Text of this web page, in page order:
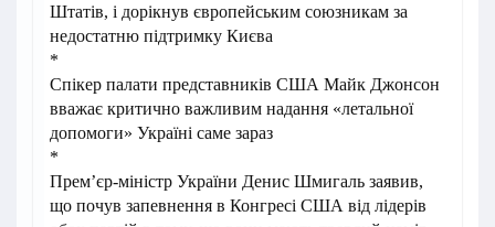
Штатів, і дорікнув європейським союзникам за
недостатню підтримку Києва
*
Спікер палати представників США Майк Джонсон
вважає критично важливим надання «летальної
допомоги» Україні саме зараз
*
Прем’єр-міністр України Денис Шмигаль заявив,
що почув запевнення в Конгресі США від лідерів